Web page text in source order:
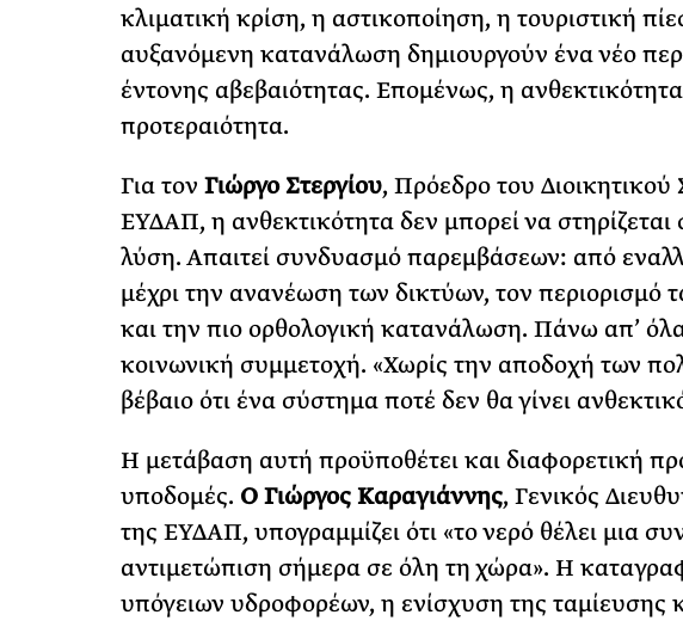
κλιματική κρίση, η αστικοποίηση, η τουριστική
αυξανόμενη κατανάλωση δημιουργούν ένα νέο
έντονης αβεβαιότητας. Επομένως, η ανθεκτικότητα
προτεραιότητα.
Για τον Γιώργο Στεργίου, Πρόεδρο του Διοικητικού
ΕΥΔΑΠ, η ανθεκτικότητα δεν μπορεί να στηρίζεται
λύση. Απαιτεί συνδυασμό παρεμβάσεων: από
μέχρι την ανανέωση των δικτύων, τον περιορισμό
και την πιο ορθολογική κατανάλωση. Πάνω απ’
κοινωνική συμμετοχή. «Χωρίς την αποδοχή των
βέβαιο ότι ένα σύστημα ποτέ δεν θα γίνει
Η μετάβαση αυτή προϋποθέτει και διαφορετική
υποδομές. Ο Γιώργος Καραγιάννης, Γενικός
της ΕΥΔΑΠ, υπογραμμίζει ότι «το νερό θέλει μια
αντιμετώπιση σήμερα σε όλη τη χώρα». Η
υπόγειων υδροφορέων, η ενίσχυση της ταμίευσης